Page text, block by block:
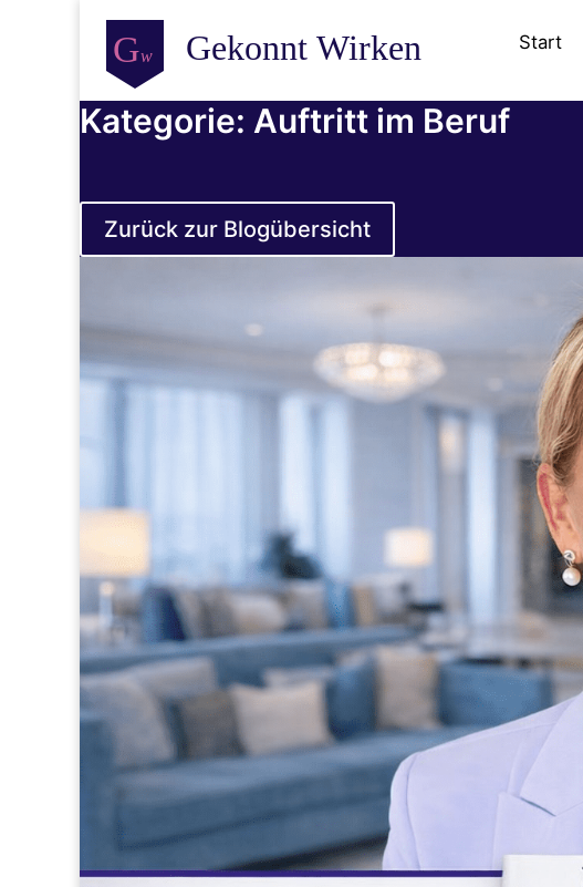
Start
Kategorie: Auftritt im Beruf
Zurück zur Blogübersicht